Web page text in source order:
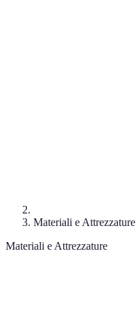
Materiali e Attrezzature
Materiali e Attrezzature